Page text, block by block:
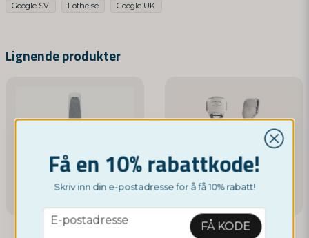
Lignende produkter
Navn
E-postadresse
Ja, dere kan publisere spørsmålet mitt
Google SV Fothelse Google UK
Få en 10% rabattkode!
Skriv inn din e-postadresse for å få 10% rabatt!
email
E-postadresse FÅ KODE